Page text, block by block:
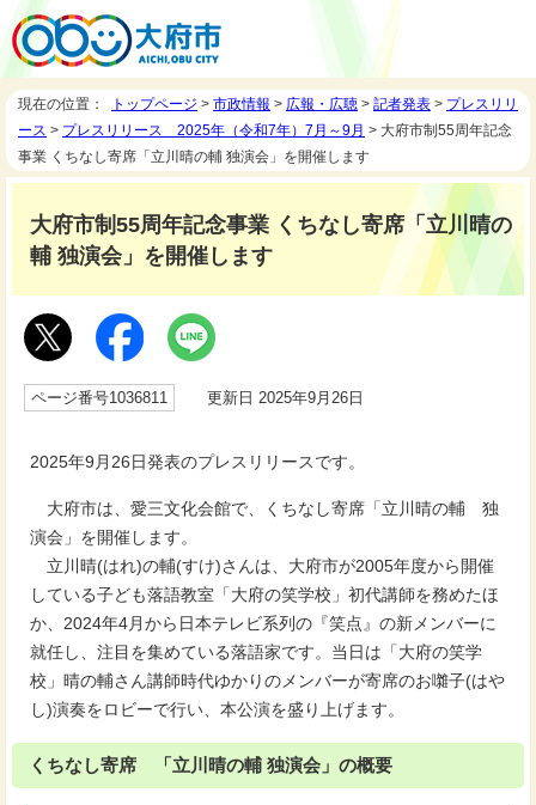
現在の位置： トップページ > 市政情報 > 広報・広聴 > 記者発表 > プレスリリ
ース > プレスリリース 2025年（令和7年）7月～9月 > 大府市制55周年記念
事業 くちなし寄席「立川晴の輔 独演会」を開催します
大府市制55周年記念事業 くちなし寄席「立川晴の
輔 独演会」を開催します
ページ番号1036811 更新日 2025年9月26日
2025年9月26日発表のプレスリリースです。
大府市は、愛三文化会館で、くちなし寄席「立川晴の輔 独
演会」を開催します。
立川晴(はれ)の輔(すけ)さんは、大府市が2005年度から開催
している子ども落語教室「大府の笑学校」初代講師を務めたほ
か、2024年4月から日本テレビ系列の『笑点』の新メンバーに
就任し、注目を集めている落語家です。当日は「大府の笑学
校」晴の輔さん講師時代ゆかりのメンバーが寄席のお囃子(はや
し)演奏をロビーで行い、本公演を盛り上げます。
くちなし寄席 「立川晴の輔 独演会」の概要